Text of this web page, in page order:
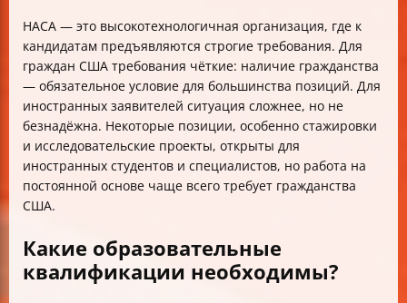
НАСА — это высокотехнологичная организация, где к
кандидатам предъявляются строгие требования. Для
граждан США требования чёткие: наличие гражданства
— обязательное условие для большинства позиций. Для
иностранных заявителей ситуация сложнее, но не
безнадёжна. Некоторые позиции, особенно стажировки
и исследовательские проекты, открыты для
иностранных студентов и специалистов, но работа на
постоянной основе чаще всего требует гражданства
США.
Какие образовательные
квалификации необходимы?